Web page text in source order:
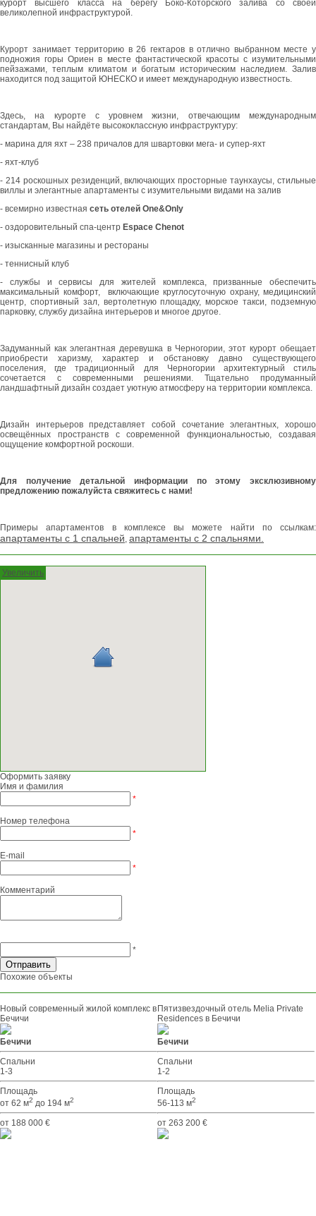
курорт высшего класса на берегу Боко-Которского залива со своей
великолепной инфраструктурой.
Курорт занимает территорию в 26 гектаров в отлично выбранном месте у
подножия горы Ориен в месте фантастической красоты с изумительными
пейзажами, теплым климатом и богатым историческим наследием. Залив
находится под защитой ЮНЕСКО и имеет международную известность.
Здесь, на курорте с уровнем жизни, отвечающим международным
стандартам, Вы найдёте высококлассную инфраструктуру:
- марина для яхт – 238 причалов для швартовки мега- и супер-яхт
- яхт-клуб
- 214 роскошных резиденций, включающих просторные таунхаусы, стильные
виллы и элегантные апартаменты с изумительными видами на залив
- всемирно известная сеть отелей One&Only
- оздоровительный спа-центр Espace Chenot
- изысканные магазины и рестораны
- теннисный клуб
- службы и сервисы для жителей комплекса, призванные обеспечить
максимальный комфорт, включающие круглосуточную охрану, медицинский
центр, спортивный зал, вертолетную площадку, морское такси, подземную
парковку, службу дизайна интерьеров и многое другое.
Задуманный как элегантная деревушка в Черногории, этот курорт обещает
приобрести харизму, характер и обстановку давно существующего
поселения, где традиционный для Черногории архитектурный стиль
сочетается с современными решениями. Тщательно продуманный
ландшафтный дизайн создает уютную атмосферу на территории комплекса.
Дизайн интерьеров представляет собой сочетание элегантных, хорошо
освещённых пространств с современной функциональностью, создавая
ощущение комфортной роскоши.
Для получение детальной информации по этому эксклюзивному
предложению пожалуйста свяжитесь с нами!
Примеры апартаментов в комплексе вы можете найти по ссылкам:
апартаменты с 1 спальней апартаменты с 2 спальнями.
Увеличить
Оформить заявку
Имя и фамилия
*
Номер телефона
*
E-mail
*
Комментарий
*
Похожие объекты
Новый современный жилой комплекс в
Бечичи
Бечичи
Спальни
1-3
Площадь
от 62 м2 до 194 м2
от 188 000 €
Пятизвездочный отель Melia Private
Residences в Бечичи
Бечичи
Спальни
1-2
Площадь
56-113 м2
от 263 200 €